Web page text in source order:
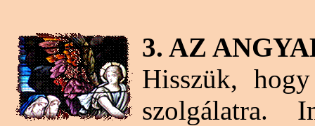
3. AZ
Hisszük,
szolgálatra.